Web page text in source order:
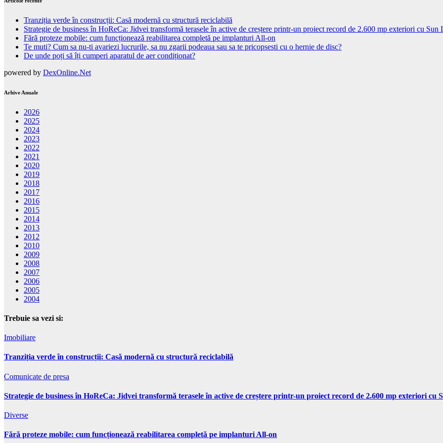
Tranziția verde în construcții: Casă modernă cu structură reciclabilă
Strategie de business în HoReCa: Jidvei transformă terasele în active de creștere printr-un proiect record de 2.600 mp exteriori cu Sun
Fără proteze mobile: cum funcționează reabilitarea completă pe implanturi All-on
Te muti? Cum sa nu-ti avariezi lucrurile, sa nu zgarii podeaua sau sa te pricopsesti cu o hernie de disc?
De unde poți să îți cumperi aparatul de aer condiționat?
powered by DexOnline.Net
Arhive Anuale
2026
2025
2024
2023
2022
2021
2020
2019
2018
2017
2016
2015
2014
2013
2012
2010
2009
2008
2007
2006
2005
2004
Trebuie sa vezi si:
Imobiliare
Tranziția verde în construcții: Casă modernă cu structură reciclabilă
Comunicate de presa
Strategie de business în HoReCa: Jidvei transformă terasele în active de creștere printr-un proiect record de 2.600 mp exteriori cu
Diverse
Fără proteze mobile: cum funcționează reabilitarea completă pe implanturi All-on